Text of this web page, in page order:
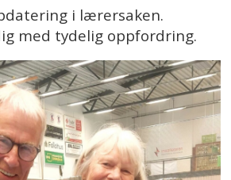
i lærersaken.
med tydelig oppfordring.